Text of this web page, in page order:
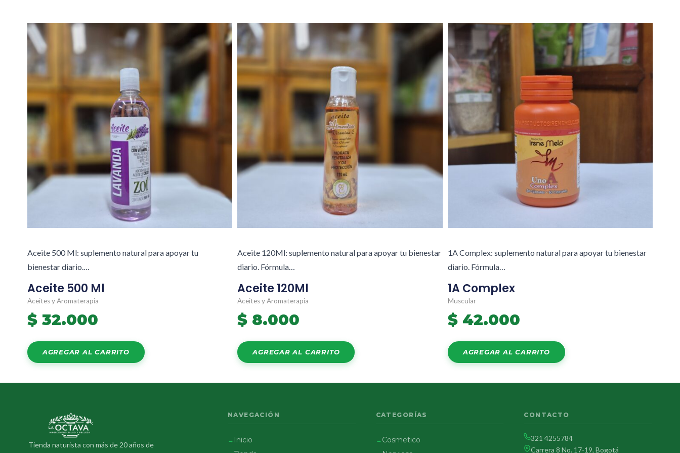
Aceite 500 Ml: suplemento natural para apoyar tu
bienestar diario.…
Aceite 500 Ml
Aceites y Aromaterapia
$32.000
AGREGAR AL CARRITO
Aceite 120Ml: suplemento natural para apoyar tu bienestar
diario. Fórmula…
Aceite 120Ml
Aceites y Aromaterapia
$ 8.000
AGREGAR AL CARRITO
1A Complex: suplemento natural para apoyar tu bienestar
diario. Fórmula…
1A Complex
Muscular
$42.000
AGREGAR AL CARRITO
Tienda naturista con más de 20 años de
NAVEGACIÓN
Inicio
CATEGORÍAS
Cosmetico
CONTACTO
321 4255784
Carrera 8 No. 17-19, Bogotá